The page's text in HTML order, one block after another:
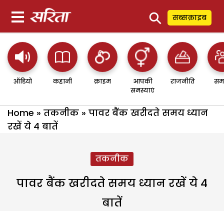
⚲ सब्सक्राइब
ऑडियो कहानी क्राइम
आपकी
समस्याएं
राजनीति
Home » तकनीक » पावर बैंक खरीदते समय ध्यान
रखें ये 4 बातें
तकनीक
पावर बैंक खरीदते समय ध्यान रखें ये 4
बातें